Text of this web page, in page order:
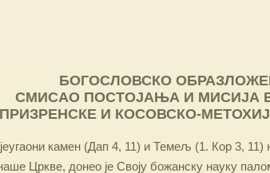
БОГОСЛОВСКО
СМИСАО ПОСТОЈАЊА И МИСИЈА
И КОСОВСКО-
камен (Дап 4, 11) и Темељ (1. Кор 3,
Цркве, донео је Своју божанску науку